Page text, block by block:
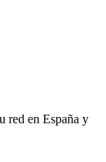
red en España y